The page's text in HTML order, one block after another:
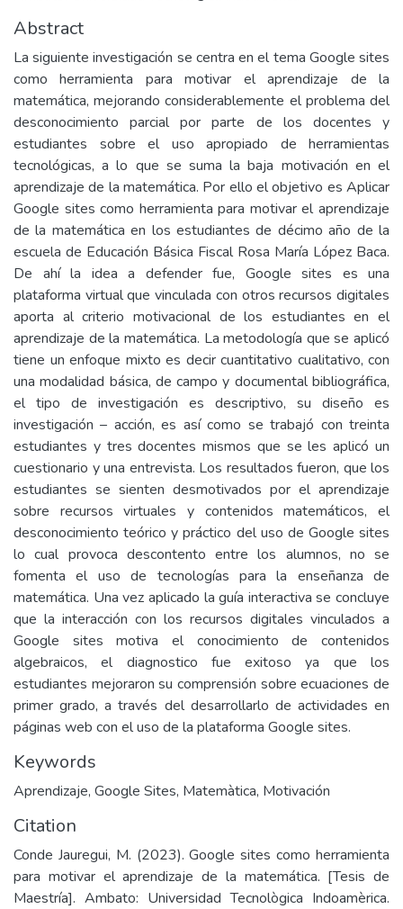
Abstract
La siguiente investigación se centra en el tema Google sites
como herramienta para motivar el aprendizaje de la
matemática, mejorando considerablemente el problema del
desconocimiento parcial por parte de los docentes y
estudiantes sobre el uso apropiado de herramientas
tecnológicas, a lo que se suma la baja motivación en el
aprendizaje de la matemática. Por ello el objetivo es Aplicar
Google sites como herramienta para motivar el aprendizaje
de la matemática en los estudiantes de décimo año de la
escuela de Educación Básica Fiscal Rosa María López Baca.
De ahí la idea a defender fue, Google sites es una
plataforma virtual que vinculada con otros recursos digitales
aporta al criterio motivacional de los estudiantes en el
aprendizaje de la matemática. La metodología que se aplicó
tiene un enfoque mixto es decir cuantitativo cualitativo, con
una modalidad básica, de campo y documental bibliográfica,
el tipo de investigación es descriptivo, su diseño es
investigación – acción, es así como se trabajó con treinta
estudiantes y tres docentes mismos que se les aplicó un
cuestionario y una entrevista. Los resultados fueron, que los
estudiantes se sienten desmotivados por el aprendizaje
sobre recursos virtuales y contenidos matemáticos, el
desconocimiento teórico y práctico del uso de Google sites
lo cual provoca descontento entre los alumnos, no se
fomenta el uso de tecnologías para la enseñanza de
matemática. Una vez aplicado la guía interactiva se concluye
que la interacción con los recursos digitales vinculados a
Google sites motiva el conocimiento de contenidos
algebraicos, el diagnostico fue exitoso ya que los
estudiantes mejoraron su comprensión sobre ecuaciones de
primer grado, a través del desarrollarlo de actividades en
páginas web con el uso de la plataforma Google sites.
Keywords
Aprendizaje, Google Sites, Matemàtica, Motivación
Citation
Conde Jauregui, M. (2023). Google sites como herramienta
para motivar el aprendizaje de la matemática. [Tesis de
Maestría]. Ambato: Universidad Tecnològica Indoamèrica.